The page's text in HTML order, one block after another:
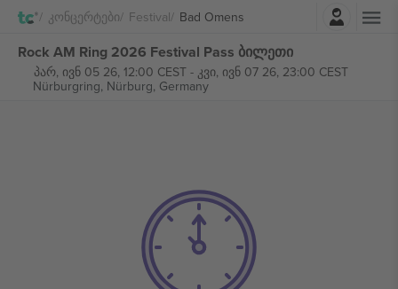
Კონცერტები Festival Bad Omensშესვლა
Rock AM Ring 2026 Festival Pass ბილეთი
პარ, ივნ 05 26, 12:00 CEST- კვი, ივნ 07 26, 23:00 CEST
Nürburgring, Nürburg, Germany